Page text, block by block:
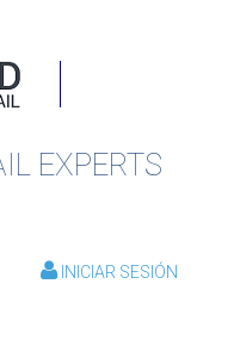
EXPERTS
INICIAR SESIÓN